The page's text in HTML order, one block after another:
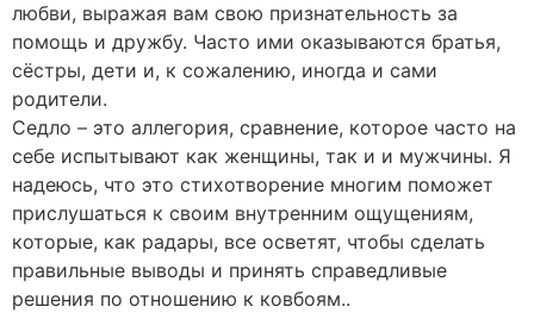
любви, выражая вам свою признательность за
помощь и дружбу. Часто ими оказываются братья,
сёстры, дети и, к сожалению, иногда и сами
родители.
Седло – это аллегория, сравнение, которое часто на
себе испытывают как женщины, так и и мужчины. Я
надеюсь, что это стихотворение многим поможет
прислушаться к своим внутренним ощущениям,
которые, как радары, все осветят, чтобы сделать
правильные выводы и принять справедливые
решения по отношению к ковбоям..